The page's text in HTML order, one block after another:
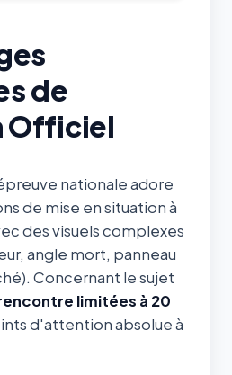
de
Officiel
nationale adore
de mise en situation à
des visuels complexes
angle mort, panneau
Concernant le sujet
limitées à 20
d'attention absolue à